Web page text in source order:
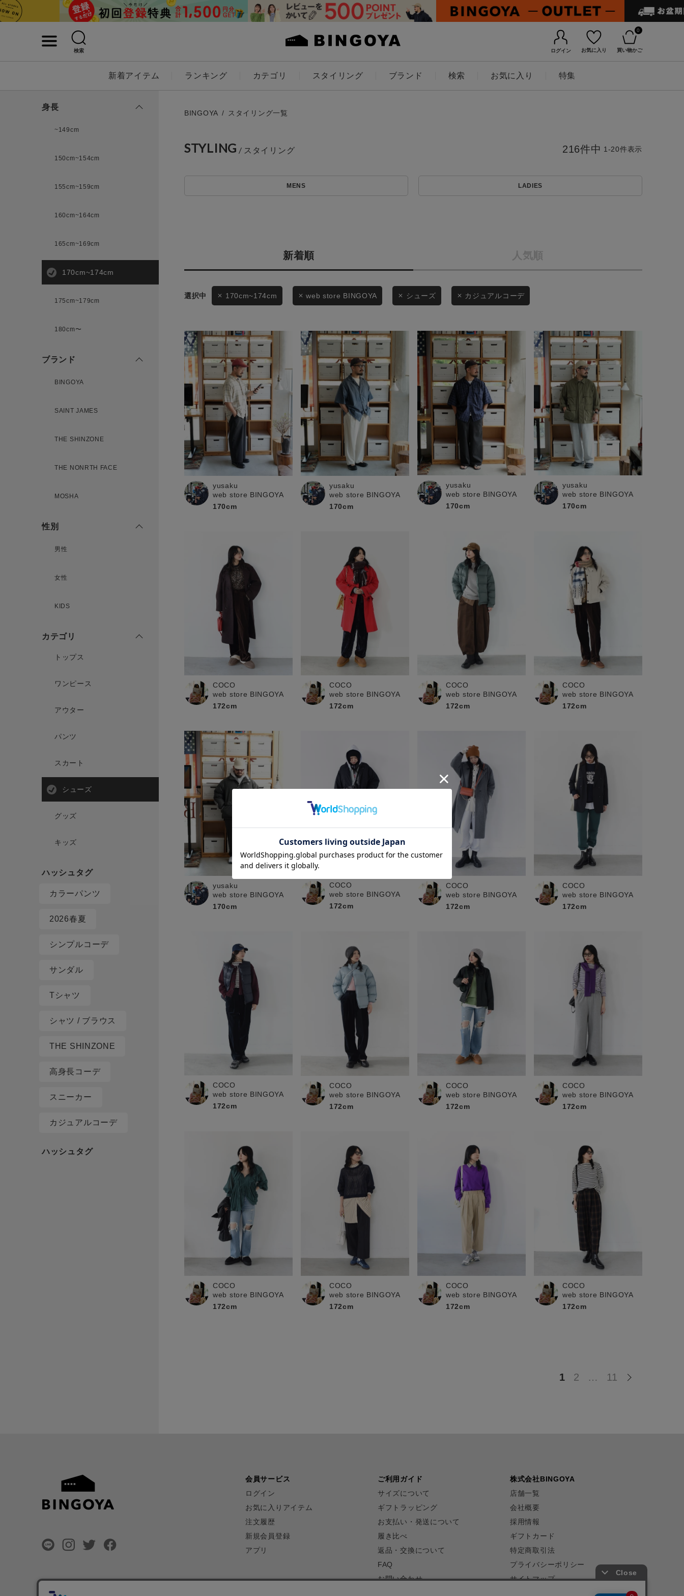
検索 ログイン お気に入り
0
買い物かご
新着アイテム ランキング カテゴリ スタイリング ブランド 検索 お気に入り 特集
条件絞り込み検索
カテゴリから探す
スタイリングから探す
ブランドから探す
履き比べ可能商品から探す
店舗一覧
会社概要
採用情報
ギフトカード
お知らせ・ご利用ガイド
お知らせ
ご利用ガイド
ギフトラッピング
お問い合わせ
BINGOYA
無料公式アプリダウンロード
キーワード
LADIES KIDS
価格
セール価格 WEB限定
在庫
在庫あり 在庫なし含む
この条件で絞り込む
身長
~149cm
150cm~154cm
155cm~159cm
160cm~164cm
165cm~169cm
170cm~174cm
175cm~179cm
180cm〜
ブランド
BINGOYA
SAINT JAMES
THE SHINZONE
THE NONRTH FACE
MOSHA
性別
男性
女性
KIDS
カテゴリ
トップス
ワンピース
アウター
パンツ
スカート
シューズ
グッズ
キッズ
カラーパンツ
2026春夏
シンプルコーデ
サンダル
Tシャツ
シャツ / ブラウス
THE SHINZONE
高身長コーデ
スニーカー
カジュアルコーデ
BINGOYA スタイリング一覧
STYLING
MENS LADIES
新着順 人気順
216件中 1-20件表示
170cm~174cm web store BINGOYA シューズ カジュアルコーデ
yusaku
web store BINGOYA
170cm
yusaku
web store BINGOYA
170cm
yusaku
web store BINGOYA
170cm
yusaku
web store BINGOYA
170cm
COCO
web store BINGOYA
172cm
COCO
web store BINGOYA
172cm
COCO
web store BINGOYA
172cm
COCO
web store BINGOYA
172cm
yusaku
web store BINGOYA
170cm
COCO
web store BINGOYA
172cm
COCO
web store BINGOYA
172cm
COCO
web store BINGOYA
172cm
COCO
web store BINGOYA
172cm
COCO
web store BINGOYA
172cm
COCO
web store BINGOYA
172cm
COCO
web store BINGOYA
172cm
COCO
web store BINGOYA
172cm
COCO
web store BINGOYA
172cm
COCO
web store BINGOYA
172cm
COCO
web store BINGOYA
172cm
1 2 … 11
会員サービス
ログイン
お気に入りアイテム
注文履歴
新規会員登録
アプリ
ご利用ガイド
サイズについて
ギフトラッピング
お支払い・発送について
履き比べ
返品・交換について
FAQ
お問い合わせ
株式会社BINGOYA
店舗一覧
会社概要
採用情報
ギフトカード
特定商取引法
プライバシーポリシー
サイトマップ